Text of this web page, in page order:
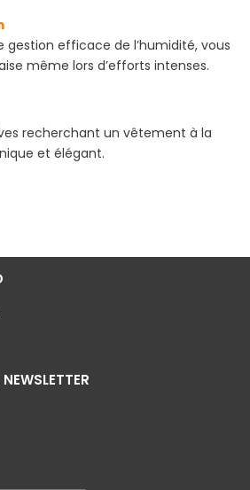
gestion efficace de l’humidité, vous
même lors d’efforts intenses.
recherchant un vêtement à la
et élégant.